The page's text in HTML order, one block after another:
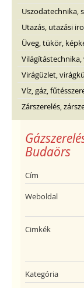
Uszodatechnika,
Utazás, utazási
Üveg, tükör,
Virágüzlet,
Víz, gáz,
Zárszerelés,
Budaörs
Cím
Weboldal
Cimkék
Kategória